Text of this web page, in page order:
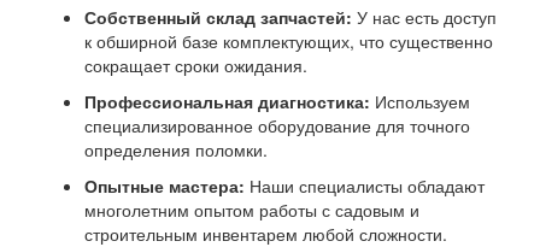
Собственный склад запчастей: У нас есть доступ
к обширной базе комплектующих, что существенно
сокращает сроки ожидания.
Профессиональная диагностика: Используем
специализированное оборудование для точного
определения поломки.
Опытные мастера: Наши специалисты обладают
многолетним опытом работы с садовым и
строительным инвентарем любой сложности.